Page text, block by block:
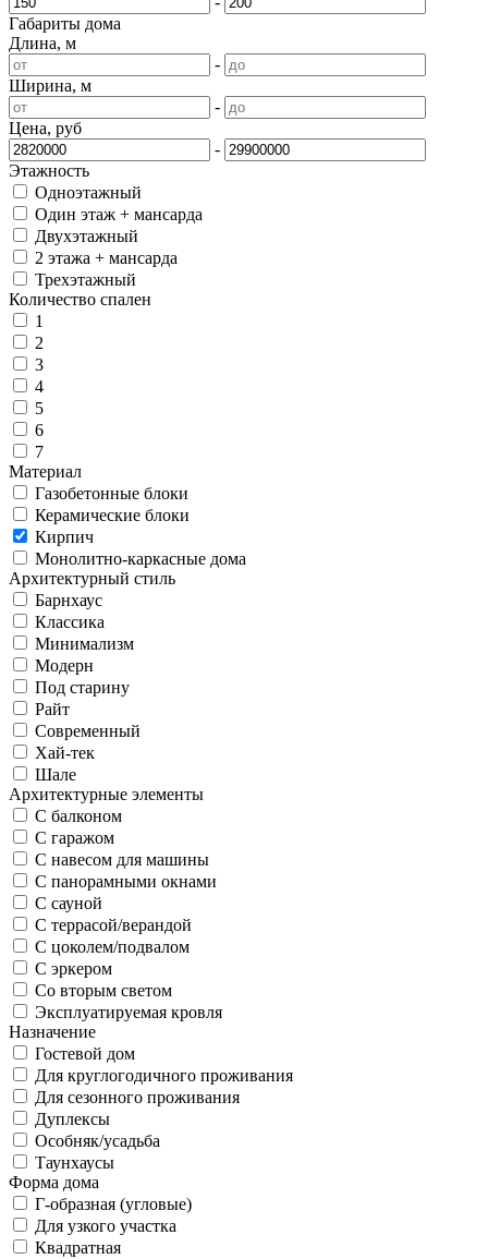
Габариты дома
Длина, м
-
Ширина, м
-
Цена, руб
-
Этажность
Одноэтажный
Один этаж + мансарда
Двухэтажный
2 этажа + мансарда
Трехэтажный
Количество спален
1
2
3
4
5
6
7
Материал
Газобетонные блоки
Керамические блоки
Кирпич
Монолитно-каркасные дома
Архитектурный стиль
Барнхаус
Классика
Минимализм
Модерн
Под старину
Райт
Современный
Хай-тек
Шале
Архитектурные элементы
С балконом
С гаражом
С навесом для машины
С панорамными окнами
С сауной
С террасой/верандой
С цоколем/подвалом
С эркером
Со вторым светом
Эксплуатируемая кровля
Назначение
Гостевой дом
Для круглогодичного проживания
Для сезонного проживания
Дуплексы
Особняк/усадьба
Таунхаусы
Форма дома
Г-образная (угловые)
Для узкого участка
Квадратная